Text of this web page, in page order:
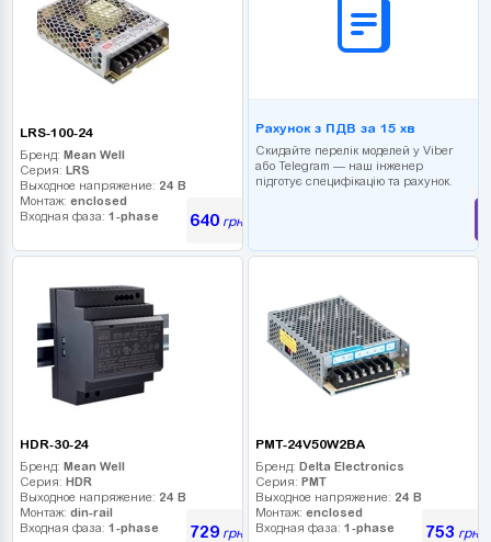
LRS-100-24
Бренд: Mean Well
Серия: LRS
Выходное напряжение: 24 В
Монтаж: enclosed
Входная фаза: 1-phase 640грн
Рахунок з ПДВ за 15 хв
Скидайте перелік моделей у Viber
або Telegram — наш інженер
підготує специфікацію та рахунок.
HDR-30-24
Бренд: Mean Well
Серия: HDR
Выходное напряжение: 24 В
Монтаж: din-rail
Входная фаза: 1-phase 729грн
PMT-24V50W2BA
Бренд: Delta Electronics
Серия: PMT
Выходное напряжение: 24 В
Монтаж: enclosed
Входная фаза: 1-phase 753 грн